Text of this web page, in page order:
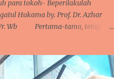
para tokoh- Beperilakulah
Hukama by. Prof. Dr. Azhar
Wb Pertama-tama, tetap
kita. Pembahasan sebelumnya
saya mengatakan bahwa sangat